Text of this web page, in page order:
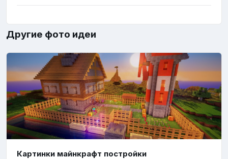
Другие фото идеи
Картинки майнкрафт постройки